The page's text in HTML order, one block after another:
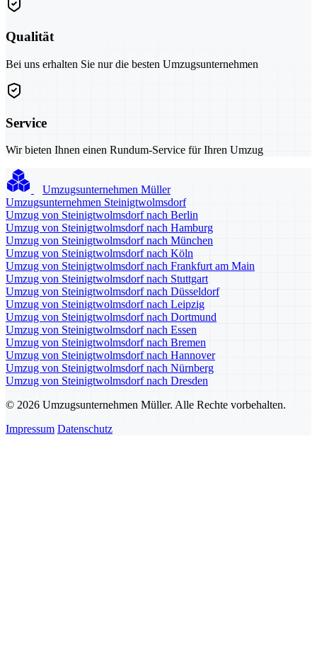
Qualität
Bei uns erhalten Sie nur die besten Umzugsunternehmen
Service
Wir bieten Ihnen einen Rundum-Service für Ihren Umzug
Umzugsunternehmen Müller
Umzugsunternehmen Steinigtwolmsdorf
Umzug von Steinigtwolmsdorf nach Berlin
Umzug von Steinigtwolmsdorf nach Hamburg
Umzug von Steinigtwolmsdorf nach München
Umzug von Steinigtwolmsdorf nach Köln
Umzug von Steinigtwolmsdorf nach Frankfurt am Main
Umzug von Steinigtwolmsdorf nach Stuttgart
Umzug von Steinigtwolmsdorf nach Düsseldorf
Umzug von Steinigtwolmsdorf nach Leipzig
Umzug von Steinigtwolmsdorf nach Dortmund
Umzug von Steinigtwolmsdorf nach Essen
Umzug von Steinigtwolmsdorf nach Bremen
Umzug von Steinigtwolmsdorf nach Hannover
Umzug von Steinigtwolmsdorf nach Nürnberg
Umzug von Steinigtwolmsdorf nach Dresden
© 2026 Umzugsunternehmen Müller. Alle Rechte vorbehalten.
Impressum Datenschutz